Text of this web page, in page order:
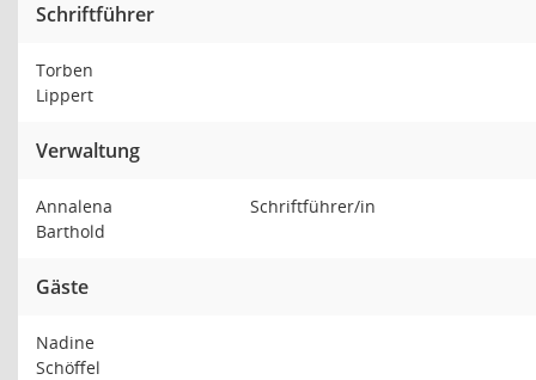
Schriftführer
Torben
Lippert
Verwaltung
Annalena
Barthold
Schriftführer/in
Gäste
Nadine
Schöffel